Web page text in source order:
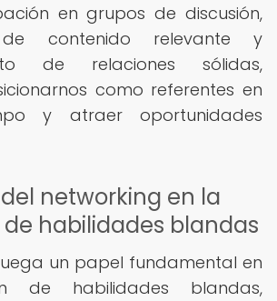
en grupos de discusión,
de contenido relevante y
de relaciones sólidas,
como referentes en
y atraer oportunidades
networking en la
habilidades blandas
un papel fundamental en
de habilidades blandas,